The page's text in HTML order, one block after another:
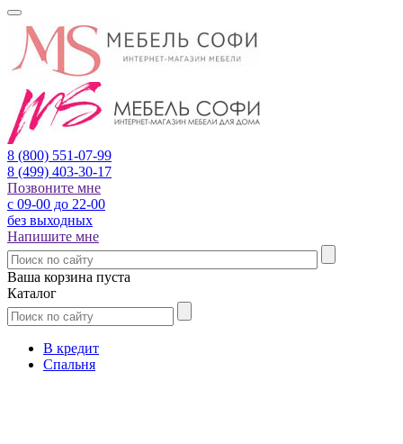
8 (800) 551-07-99
8 (499) 403-30-17
Позвоните мне
с 09-00 до 22-00
без выходных
Напишите мне
Ваша корзина пуста
Каталог
В кредит
Спальня